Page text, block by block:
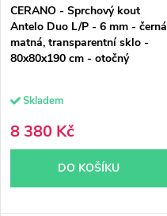
CERANO - Sprchový kout
Antelo Duo L/P - 6 mm - černá
matná, transparentní sklo -
80x80x190 cm - otočný
Skladem
8 380 Kč
DO KOŠÍKU